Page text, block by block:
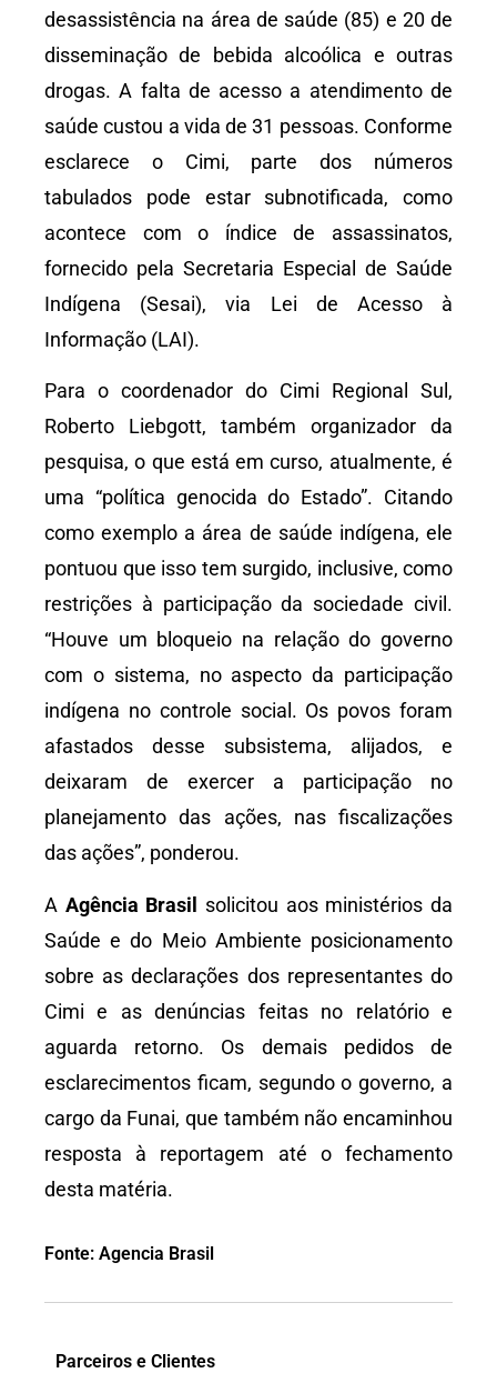
desassistência na área de saúde (85) e 20 de
disseminação de bebida alcoólica e outras
drogas. A falta de acesso a atendimento de
saúde custou a vida de 31 pessoas. Conforme
esclarece o Cimi, parte dos números
tabulados pode estar subnotificada, como
acontece com o índice de assassinatos,
fornecido pela Secretaria Especial de Saúde
Indígena (Sesai), via Lei de Acesso à
Informação (LAI).
Para o coordenador do Cimi Regional Sul,
Roberto Liebgott, também organizador da
pesquisa, o que está em curso, atualmente, é
uma “política genocida do Estado”. Citando
como exemplo a área de saúde indígena, ele
pontuou que isso tem surgido, inclusive, como
restrições à participação da sociedade civil.
“Houve um bloqueio na relação do governo
com o sistema, no aspecto da participação
indígena no controle social. Os povos foram
afastados desse subsistema, alijados, e
deixaram de exercer a participação no
planejamento das ações, nas fiscalizações
das ações”, ponderou.
A Agência Brasil
solicitou aos ministérios da
Saúde e do Meio Ambiente posicionamento
sobre as declarações dos representantes do
Cimi e as denúncias feitas no relatório e
aguarda retorno. Os demais pedidos de
esclarecimentos ficam, segundo o governo, a
cargo da Funai, que também não encaminhou
resposta à reportagem até o fechamento
desta matéria.
Fonte: Agencia Brasil
Parceiros e Clientes